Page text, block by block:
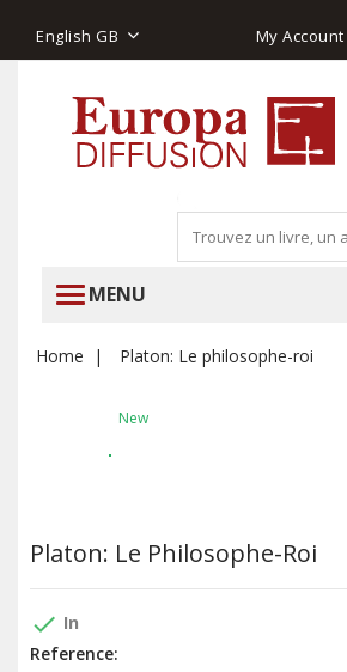
English GB My Account
MENU
Home Platon: Le philosophe-roi
New
Platon: Le Philosophe-Roi
done In
Reference: